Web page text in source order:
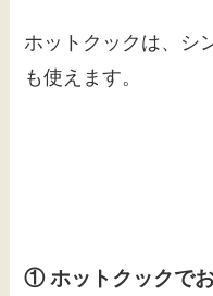
ホットクックは、シ
も使えます。
① ホットクックで